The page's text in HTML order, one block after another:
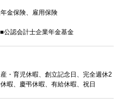
金保険、雇用保険
公認会計士企業年金基金
・育児休暇、創立記念日、完全週休2
暇、慶弔休暇、有給休暇、祝日